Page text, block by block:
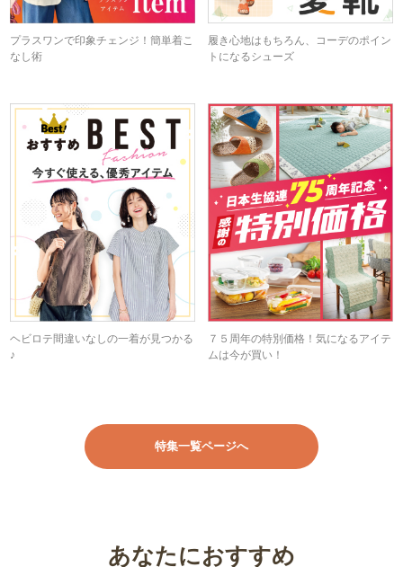
プラスワンで印象チェンジ！簡単着こ
なし術
履き心地はもちろん、コーデのポイン
トになるシューズ
ヘビロテ間違いなしの一着が見つかる
♪
７５周年の特別価格！気になるアイテ
ムは今が買い！
特集一覧ページへ
あなたにおすすめ